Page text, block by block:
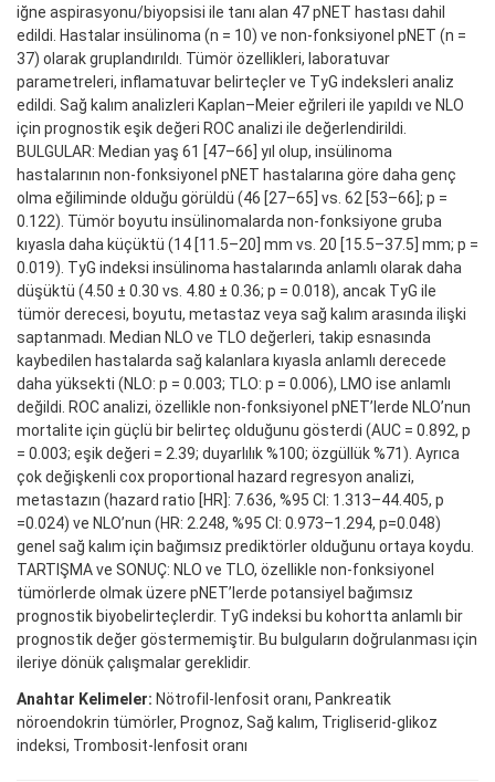
iğne aspirasyonu/biyopsisi ile tanı alan 47 pNET hastası dahil
edildi. Hastalar insülinoma (n = 10) ve non-fonksiyonel pNET (n =
37) olarak gruplandırıldı. Tümör özellikleri, laboratuvar
parametreleri, inflamatuvar belirteçler ve TyG indeksleri analiz
edildi. Sağ kalım analizleri Kaplan–Meier eğrileri ile yapıldı ve NLO
için prognostik eşik değeri ROC analizi ile değerlendirildi.
BULGULAR: Median yaş 61 [47–66] yıl olup, insülinoma
hastalarının non-fonksiyonel pNET hastalarına göre daha genç
olma eğiliminde olduğu görüldü (46 [27–65] vs. 62 [53–66]; p =
0.122). Tümör boyutu insülinomalarda non-fonksiyone gruba
kıyasla daha küçüktü (14 [11.5–20] mm vs. 20 [15.5–37.5] mm; p =
0.019). TyG indeksi insülinoma hastalarında anlamlı olarak daha
düşüktü (4.50 ± 0.30 vs. 4.80 ± 0.36; p = 0.018), ancak TyG ile
tümör derecesi, boyutu, metastaz veya sağ kalım arasında ilişki
saptanmadı. Median NLO ve TLO değerleri, takip esnasında
kaybedilen hastalarda sağ kalanlara kıyasla anlamlı derecede
daha yüksekti (NLO: p = 0.003; TLO: p = 0.006), LMO ise anlamlı
değildi. ROC analizi, özellikle non-fonksiyonel pNET’lerde NLO’nun
mortalite için güçlü bir belirteç olduğunu gösterdi (AUC = 0.892, p
= 0.003; eşik değeri = 2.39; duyarlılık %100; özgüllük %71). Ayrıca
çok değişkenli cox proportional hazard regresyon analizi,
metastazın (hazard ratio [HR]: 7.636, %95 CI: 1.313–44.405, p
=0.024) ve NLO’nun (HR: 2.248, %95 CI: 0.973–1.294, p=0.048)
genel sağ kalım için bağımsız prediktörler olduğunu ortaya koydu.
TARTIŞMA ve SONUÇ: NLO ve TLO, özellikle non-fonksiyonel
tümörlerde olmak üzere pNET’lerde potansiyel bağımsız
prognostik biyobelirteçlerdir. TyG indeksi bu kohortta anlamlı bir
prognostik değer göstermemiştir. Bu bulguların doğrulanması için
ileriye dönük çalışmalar gereklidir.
Anahtar Kelimeler: Nötrofil-lenfosit oranı, Pankreatik
nöroendokrin tümörler, Prognoz, Sağ kalım, Trigliserid-glikoz
indeksi, Trombosit-lenfosit oranı